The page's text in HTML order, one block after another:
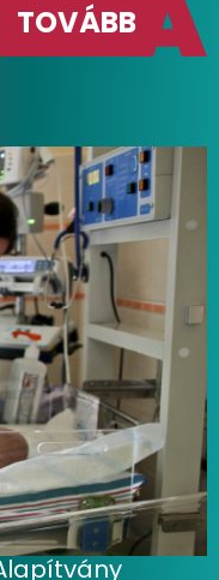
TOVÁBB